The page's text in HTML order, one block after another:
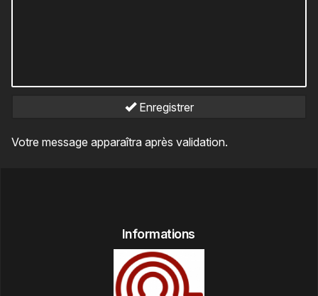
Enregistrer
Votre message apparaîtra après validation.
Informations